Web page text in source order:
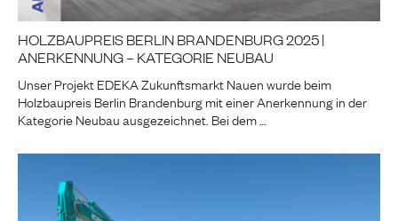
HOLZBAUPREIS BERLIN BRANDENBURG 2025 |
ANERKENNUNG – KATEGORIE NEUBAU
Unser Projekt EDEKA Zukunftsmarkt Nauen wurde beim
Holzbaupreis Berlin Brandenburg mit einer Anerkennung in der
Kategorie Neubau ausgezeichnet. Bei dem …